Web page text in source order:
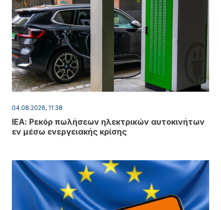
04.08.2026, 11:38
ΙΕΑ: Ρεκόρ πωλήσεων ηλεκτρικών αυτοκινήτων
εν μέσω ενεργειακής κρίσης